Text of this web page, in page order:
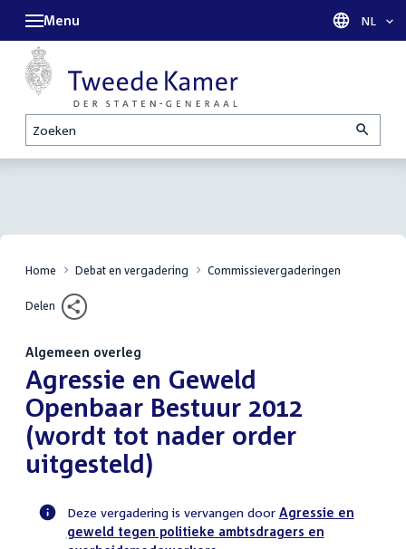
Zoeken
Menu Taal
NL
Home Debat en vergadering Commissievergaderingen
Delen
Algemeen overleg
Agressie en Geweld
Openbaar Bestuur 2012
(wordt tot nader order
uitgesteld)
Voortgangsstatus
Deze vergadering is vervangen door Agressie en
geweld tegen politieke ambtsdragers en